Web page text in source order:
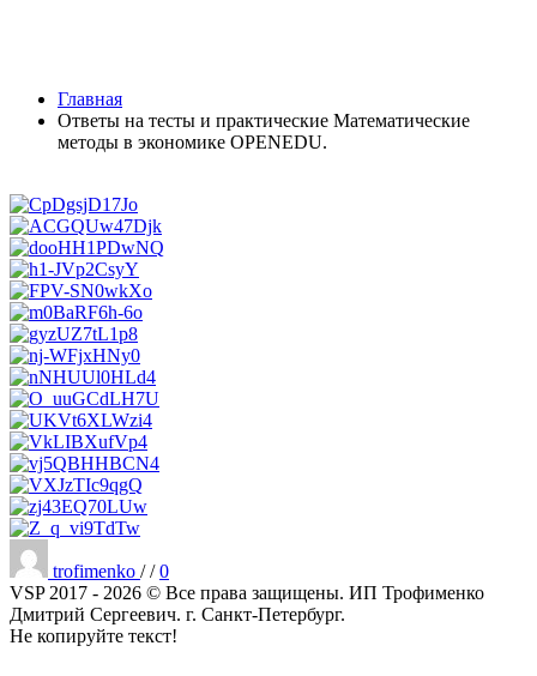
Главная
Ответы на тесты и практические Математические
методы в экономике OPENEDU.
trofimenko / / 0
VSP 2017 - 2026 © Все права защищены. ИП Трофименко
Дмитрий Сергеевич. г. Санкт-Петербург.
Не копируйте текст!